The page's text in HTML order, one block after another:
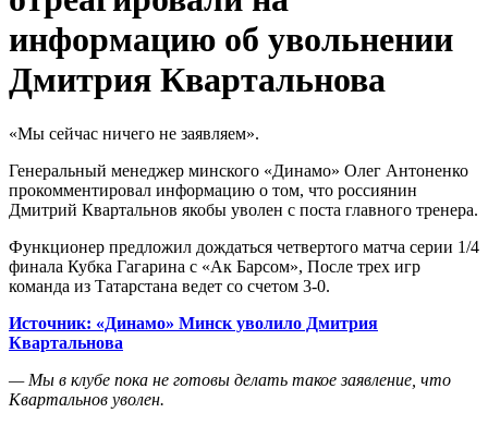
информацию об увольнении
Дмитрия Квартальнова
«Мы сейчас ничего не заявляем».
Генеральный менеджер минского «Динамо» Олег Антоненко
прокомментировал информацию о том, что россиянин
Дмитрий Квартальнов якобы уволен с поста главного тренера.
Функционер предложил дождаться четвертого матча серии 1/4
финала Кубка Гагарина с «Ак Барсом», После трех игр
команда из Татарстана ведет со счетом 3-0.
Источник: «Динамо» Минск уволило Дмитрия
Квартальнова
— Мы в клубе пока не готовы делать такое заявление, что
Квартальнов уволен.